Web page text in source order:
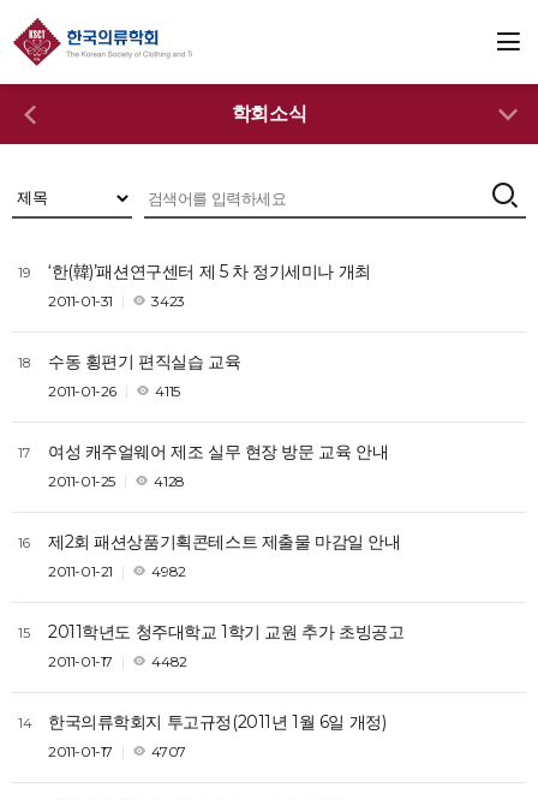
학회소식
19 ‘한(韓)’패션연구센터 제 5 차 정기세미나 개최
2011-01-31 3423
18 수동 횡편기 편직실습 교육
2011-01-26 4115
17 여성 캐주얼웨어 제조 실무 현장 방문 교육 안내
2011-01-25 4128
16 제2회 패션상품기획콘테스트 제출물 마감일 안내
2011-01-21 4982
15 2011학년도 청주대학교 1학기 교원 추가 초빙공고
2011-01-17 4482
14 한국의류학회지 투고규정(2011년 1월 6일 개정)
2011-01-17 4707